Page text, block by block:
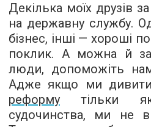
Декілька моїх друзів
на державну службу.
бізнес, інші — хороші
поклик. А можна й
люди, допоможіть
Адже якщо ми
реформу тільки
судочинства, ми не